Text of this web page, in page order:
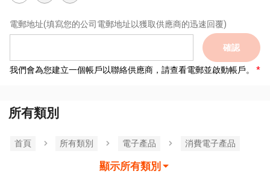
電郵地址(填寫您的公司電郵地址以獲取供應商的迅速回覆)
確認
我們會為您建立一個帳戶以聯絡供應商，請查看電郵並啟動帳戶。
所有類別
首頁 所有類別 電子產品 消費電子產品
顯示所有類別